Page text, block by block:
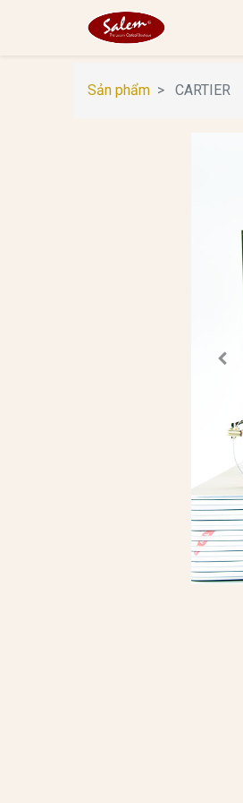
Sản phẩm CARTIER